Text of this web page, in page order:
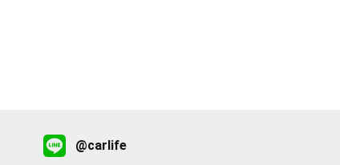
@carlife